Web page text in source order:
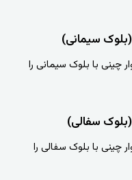
سیمانی)
چینی با بلوک سیمانی را
سفالی)
چینی با بلوک سفالی را